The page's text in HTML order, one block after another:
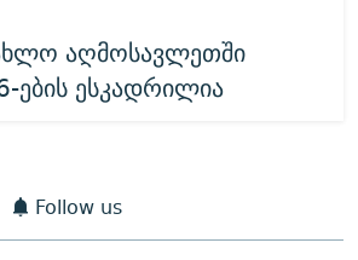
აღმოსავლეთში
ების ესკადრილია
Follow us